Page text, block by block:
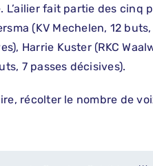
fait partie des cinq
(KV Mechelen, 12
Harrie Kuster (RKC
7 passes décisives).
récolter le nombre de